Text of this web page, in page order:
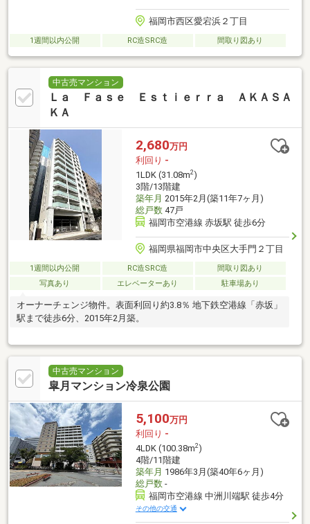
福岡市西区愛宕浜２丁目
1週間以内公開 RC造SRC造 間取り図あり
中古売マンション
Ｌａ Ｆａｓｅ Ｅｓｔｉｅｒｒａ ＡＫＡＳＡ
ＫＡ
2,680万円
利回り -
1LDK (31.08m2)
3階/13階建
築年月 2015年2月(築11年7ヶ月)
総戸数47戸
福岡市空港線 赤坂駅 徒歩6分
福岡県福岡市中央区大手門２丁目
1週間以内公開 RC造SRC造
間取り図あり
写真あり
エレベーターあり 駐車場あり
オーナーチェンジ物件。表面利回り約3.8％ 地下鉄空港線「赤坂」
駅まで徒歩6分、2015年2月築。
中古売マンション
皐月マンション冷泉公園
5,100万円
利回り -
4LDK (100.38m2)
4階/11階建
築年月 1986年3月(築40年6ヶ月)
総戸数-
福岡市空港線 中洲川端駅 徒歩4分
その他の交通